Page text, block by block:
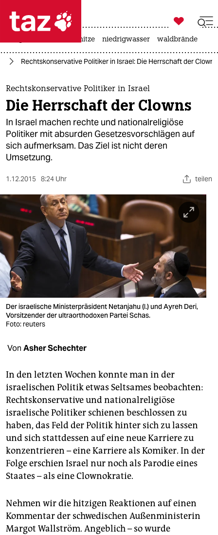
 taz zahl ich
taz zahl ich
themen
politik
öko
gesellschaft
kultur
sport
berlin
nord
wahrheit
verlag
verlag
veranstaltungen
unterstützen
abo
genossenschaft
epaper login

taz zahl ich
hitze niedrigwasser waldbrände
Rechtskonservative Politiker in Israel: Die Herrschaft der Clowns
Rechtskonservative Politiker in Israel
Die Herrschaft der Clowns
In Israel machen rechte und nationalreligiöse
Politiker mit absurden Gesetzesvorschlägen auf
sich aufmerksam. Das Ziel ist nicht deren
Umsetzung.
1.12.2015 8:24 Uhr teilen
Der israelische Ministerpräsident Netanjahu (l.) und Ayreh Deri,
Vorsitzender der ultraorthodoxen Partei Schas.
Foto: reuters
Von Asher Schechter
In den letzten Wochen konnte man in der
israelischen Politik etwas Seltsames beobachten:
Rechtskonservative und nationalreligiöse
israelische Politiker schienen beschlossen zu
haben, das Feld der Politik hinter sich zu lassen
und sich stattdessen auf eine neue Karriere zu
konzentrieren – eine Karriere als Komiker. In der
Folge erschien Israel nur noch als Parodie eines
Staates – als eine Clownokratie.
Nehmen wir die hitzigen Reaktionen auf einen
Kommentar der schwedischen Außenministerin
Margot Wallström. Angeblich – so wurde